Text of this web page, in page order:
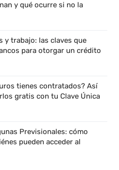
y qué ocurre si no la
y trabajo: las claves que
para otorgar un crédito
tienes contratados? Así
gratis con tu Clave Única
Previsionales: cómo
pueden acceder al